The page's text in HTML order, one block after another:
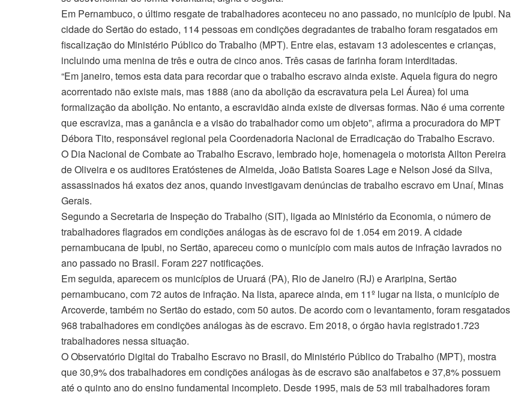
Em Pernambuco, o último resgate de trabalhadores aconteceu no ano passado, no município de Ipubi. Na
cidade do Sertão do estado, 114 pessoas em condições degradantes de trabalho foram resgatados em
fiscalização do Ministério Público do Trabalho (MPT). Entre elas, estavam 13 adolescentes e crianças,
incluindo uma menina de três e outra de cinco anos. Três casas de farinha foram interditadas.
“Em janeiro, temos esta data para recordar que o trabalho escravo ainda existe. Aquela figura do negro
acorrentado não existe mais, mas 1888 (ano da abolição da escravatura pela Lei Áurea) foi uma
formalização da abolição. No entanto, a escravidão ainda existe de diversas formas. Não é uma corrente
que escraviza, mas a ganância e a visão do trabalhador como um objeto”, afirma a procuradora do MPT
Débora Tito, responsável regional pela Coordenadoria Nacional de Erradicação do Trabalho Escravo.
O Dia Nacional de Combate ao Trabalho Escravo, lembrado hoje, homenageia o motorista Ailton Pereira
de Oliveira e os auditores Eratóstenes de Almeida, João Batista Soares Lage e Nelson José da Silva,
assassinados há exatos dez anos, quando investigavam denúncias de trabalho escravo em Unaí, Minas
Gerais.
Segundo a Secretaria de Inspeção do Trabalho (SIT), ligada ao Ministério da Economia, o número de
trabalhadores flagrados em condições análogas às de escravo foi de 1.054 em 2019. A cidade
pernambucana de Ipubi, no Sertão, apareceu como o município com mais autos de infração lavrados no
ano passado no Brasil. Foram 227 notificações.
Em seguida, aparecem os municípios de Uruará (PA), Rio de Janeiro (RJ) e Araripina, Sertão
pernambucano, com 72 autos de infração. Na lista, aparece ainda, em 11º lugar na lista, o município de
Arcoverde, também no Sertão do estado, com 50 autos. De acordo com o levantamento, foram resgatados
968 trabalhadores em condições análogas às de escravo. Em 2018, o órgão havia registrado1.723
trabalhadores nessa situação.
O Observatório Digital do Trabalho Escravo no Brasil, do Ministério Público do Trabalho (MPT), mostra
que 30,9% dos trabalhadores em condições análogas às de escravo são analfabetos e 37,8% possuem
até o quinto ano do ensino fundamental incompleto. Desde 1995, mais de 53 mil trabalhadores foram